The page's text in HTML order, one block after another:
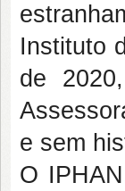
Instituto
de
e sem
O